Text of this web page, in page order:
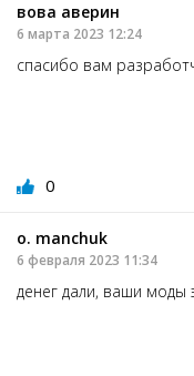
вова аверин
6 марта 2023 12:24
спасибо вам
0
o. manchuk
6 февраля 2023 11:34
денег дали, ваши моды